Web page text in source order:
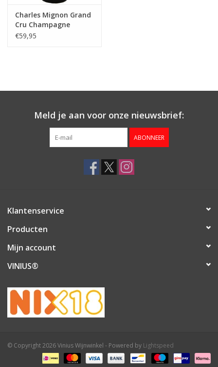
Charles Mignon Grand
Cru Champagne
€59,95
Meld je aan voor onze nieuwsbrief:
ABONNEER
Klantenservice
Producten
Mijn account
VINIUS®
© Copyright 2026 Vinius Wijnwinkel - Powered by Lightspeed